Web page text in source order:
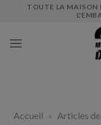
TOUTE LA MAISON
Accueil » Articles